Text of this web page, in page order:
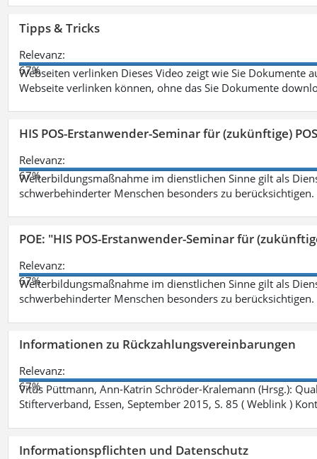
Tipps & Tricks
Relevanz:
67%
Webseiten verlinken Dieses Video zeigt wie Sie Dokumente
Webseite verlinken können, ohne das Sie Dokumente
HIS POS-Erstanwender-Seminar für (zukünftige)
Relevanz:
67%
Weiterbildungsmaßnahme im dienstlichen Sinne gilt als
schwerbehinderter Menschen besonders zu berücksichtigen.
POE: "HIS POS-Erstanwender-Seminar für
Relevanz:
67%
Weiterbildungsmaßnahme im dienstlichen Sinne gilt als
schwerbehinderter Menschen besonders zu berücksichtigen.
Informationen zu Rückzahlungsvereinbarungen
Relevanz:
67%
Vitus Püttmann, Ann-Katrin Schröder-Kralemann (Hrsg.):
Stifterverband, Essen, September 2015, S. 85 ( Weblink )
Informationspflichten und Datenschutz